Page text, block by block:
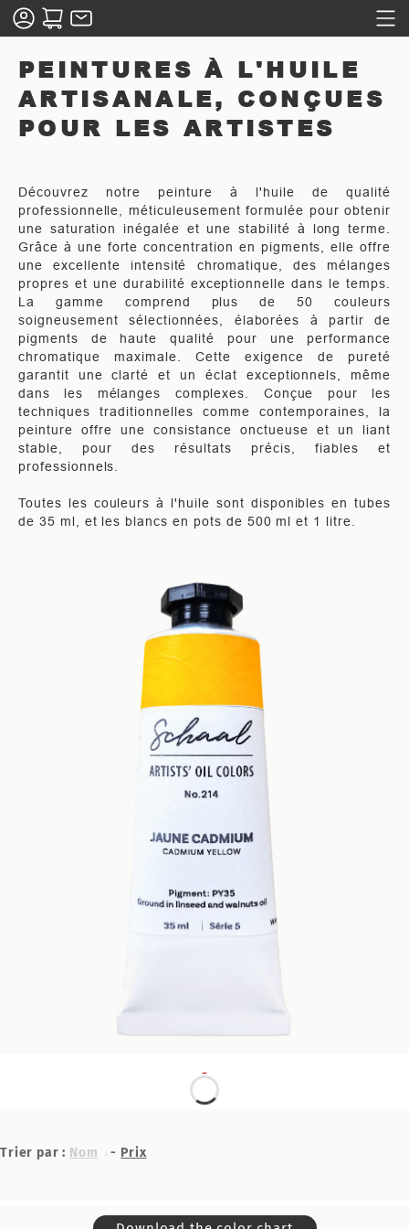
PEINTURES À L'HUILE
ARTISANALE, CONÇUES
POUR LES ARTISTES
Découvrez notre peinture à l'huile de qualité
professionnelle, méticuleusement formulée pour obtenir
une saturation inégalée et une stabilité à long terme.
Grâce à une forte concentration en pigments, elle offre
une excellente intensité chromatique, des mélanges
propres et une durabilité exceptionnelle dans le temps.
La gamme comprend plus de 50 couleurs
soigneusement sélectionnées, élaborées à partir de
pigments de haute qualité pour une performance
chromatique maximale. Cette exigence de pureté
garantit une clarté et un éclat exceptionnels, même
dans les mélanges complexes. Conçue pour les
techniques traditionnelles comme contemporaines, la
peinture offre une consistance onctueuse et un liant
stable, pour des résultats précis, fiables et
professionnels.
Toutes les couleurs à l'huile sont disponibles en tubes
de 35 ml, et les blancs en pots de 500 ml et 1 litre.
Trier par : Nom - Prix